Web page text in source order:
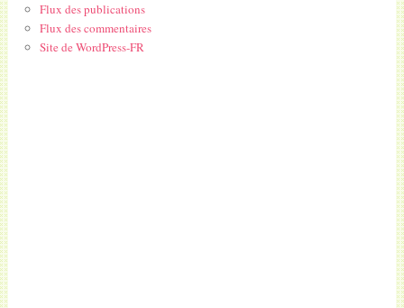
Flux des publications
Flux des commentaires
Site de WordPress-FR